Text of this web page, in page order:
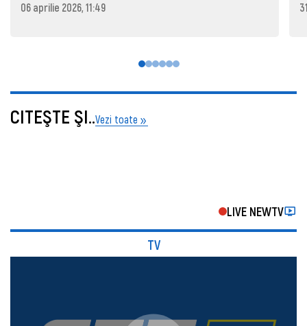
06 aprilie 2026, 11:49
CITEŞTE ŞI..Vezi toate
LIVE NEWTV
TV